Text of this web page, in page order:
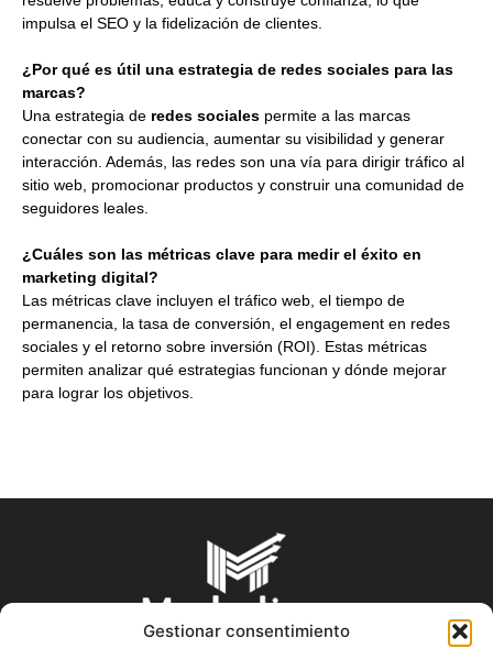
Gestionar consentimiento
impulsa el SEO y la fidelización de clientes.
¿Por qué es útil una estrategia de redes sociales para las
marcas?
Una estrategia de redes sociales permite a las marcas
conectar con su audiencia, aumentar su visibilidad y generar
interacción. Además, las redes son una vía para dirigir tráfico al
sitio web, promocionar productos y construir una comunidad de
seguidores leales.
¿Cuáles son las métricas clave para medir el éxito en
marketing digital?
Las métricas clave incluyen el tráfico web, el tiempo de
permanencia, la tasa de conversión, el engagement en redes
sociales y el retorno sobre inversión (ROI). Estas métricas
permiten analizar qué estrategias funcionan y dónde mejorar
para lograr los objetivos.